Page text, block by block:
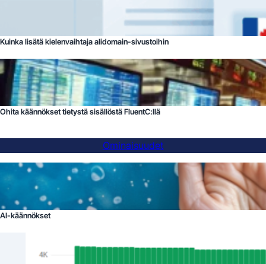
Kuinka lisätä kielenvaihtaja alidomain-sivustoihin
Ohita käännökset tietystä sisällöstä FluentC:llä
Ominaisuudet
AI-käännökset